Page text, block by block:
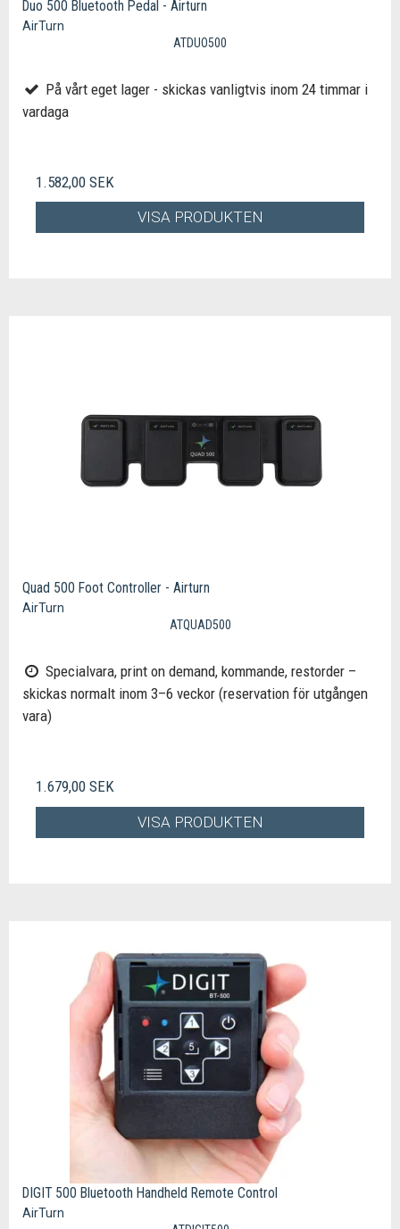
Duo 500 Bluetooth Pedal - Airturn
AirTurn
ATDUO500
På vårt eget lager - skickas vanligtvis inom 24 timmar i
vardaga
1.582,00 SEK
VISA PRODUKTEN
Quad 500 Foot Controller - Airturn
AirTurn
ATQUAD500
Specialvara, print on demand, kommande, restorder –
skickas normalt inom 3–6 veckor (reservation för utgången
vara)
1.679,00 SEK
VISA PRODUKTEN
DIGIT 500 Bluetooth Handheld Remote Control
AirTurn